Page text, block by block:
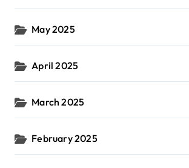
May 2025
April 2025
March 2025
February 2025